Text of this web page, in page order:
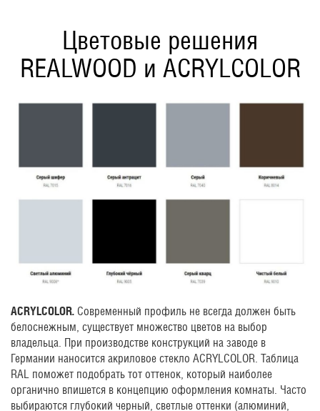
Цветовые решения
REALWOOD и ACRYLCOLOR
ACRYLCOLOR. Современный профиль не всегда должен быть
белоснежным, существует множество цветов на выбор
владельца. При производстве конструкций на заводе в
Германии наносится акриловое стекло ACRYLCOLOR. Таблица
RAL поможет подобрать тот оттенок, который наиболее
органично впишется в концепцию оформления комнаты. Часто
выбираются глубокий черный, светлые оттенки (алюминий,